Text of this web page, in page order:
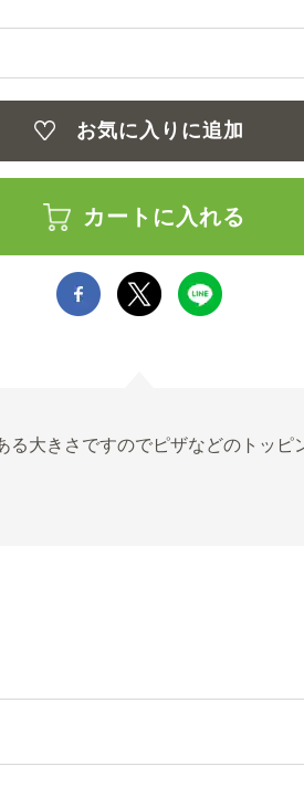
お気に入りに追加
カートに入れる
大きさですのでピザなどのトッ